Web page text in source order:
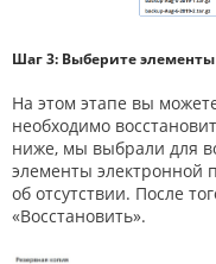
Шаг 3: Выберите
На этом этапе вы
необходимо
ниже, мы выбрали для
элементы электронной
об отсутствии. После
«Восстановить».